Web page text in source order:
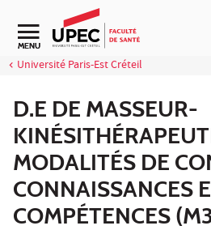
Aller au contenu
Navigation secondaire
MENU
Université Paris-Est Créteil
D.E DE MASSEUR-
MODALITÉS DE
CONNAISSANCES
COMPÉTENCES